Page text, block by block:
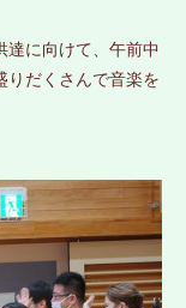
達に向けて、午前中
りだくさんで音楽を